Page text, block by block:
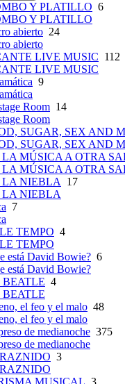
Y PLATILLO 6
Y PLATILLO
abierto 24
abierto
LIVE MUSIC 112
LIVE MUSIC
9
Room 14
Room
SUGAR, SEX AND
SUGAR, SEX AND
LA MÚSICA A OTRA
LA MÚSICA A OTRA
LA NIEBLA
17
LA NIEBLA
7
TEMPO 4
TEMPO
está David Bowie? 6
está David Bowie?
BEATLE 4
BEATLE
el feo y el malo 48
el feo y el malo
de medianoche 375
de medianoche
3